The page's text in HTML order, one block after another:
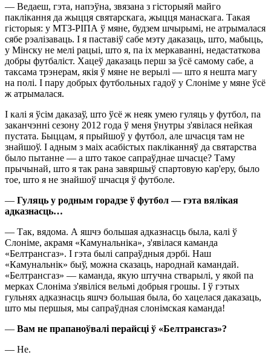
— Ведаеш, гэта, напэўна, звязана з гісторыяй майго
паклікання да жыцця святарскага, жыцця манаскага. Такая
гісторыя: у МТЗ-РІПА ў мяне, будзем шчырымі, не атрымалася
сябе рэалізаваць. І я паставіў сабе мэту даказаць, што, мабыць,
у Мінску не мелі рацыі, што я, па іх меркаванні, недастаткова
добры футбаліст. Хацеў даказаць перш за ўсё самому сабе, а
таксама трэнерам, якія ў мяне не верылі — што я нешта магу
на полі. І пару добрых футбольных гадоў у Слоніме у мяне ўсё
ж атрымалася.
І калі я ўсім даказаў, што ўсё ж неяк умею гуляць у футбол, па
заканчэнні сезону 2012 года ў меня ўнутры з'явілася нейкая
пустата. Быццам, я прыйшоў у футбол, але шчасця там не
знайшоў. І адным з маіх асабістых пакліканняў да святарства
было пытанне — а што такое сапраўднае шчасце? Таму
прычынай, што я так рана завяршыў спартовую кар'еру, было
тое, што я не знайшоў шчасця ў футболе.
— Гуляць у родным горадзе ў футбол—гэта вялікая
адказнасць…
— Так, вядома. А яшчэ большая адказнасць была, калі ў
Слоніме, акрамя «Камунальніка», з'явілася каманда
«Белтрансгаз». І гэта былі сапраўдныя дэрбі. Наш
«Камунальнік» быў, можна сказаць, народнай камандай.
«Белтрансгаз» — каманда, якую штучна стварылі, у якой па
мерках Слоніма з'явіліся вельмі добрыя грошы. І ў гэтых
гульнях адказнасць яшчэ большая была, бо хацелася даказаць,
што мы першыя, мы сапраўдная слонімская каманда!
— Вам не прапаноўвалі перайсці ў «Белтрансгаз»?
— Не.